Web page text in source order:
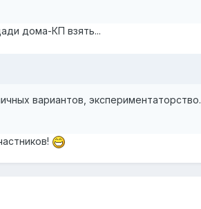
дома-КП взять...
вариантов, экспериментаторство.